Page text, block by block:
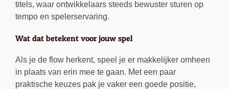
titels, waar ontwikkelaars steeds bewuster sturen op
tempo en spelerservaring.
Wat dat betekent voor jouw spel
Als je de flow herkent, speel je er makkelijker omheen
in plaats van erin mee te gaan. Met een paar
praktische keuzes pak je vaker een goede positie,